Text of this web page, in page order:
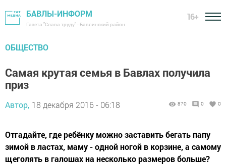
БАВЛЫ-ИНФОРМ
Газета "Слава труду" - Бавлинский район
16+
ОБЩЕСТВО
Самая крутая семья в Бавлах получила
приз
Автор, 18 декабря 2016 - 06:18 870 0 0
Отгадайте, где ребёнку можно заставить бегать папу
зимой в ластах, маму - одной ногой в корзине, а самому
щеголять в галошах на несколько размеров больше?